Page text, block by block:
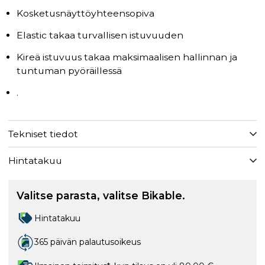
Kosketusnäyttöyhteensopiva
Elastic takaa turvallisen istuvuuden
Kireä istuvuus takaa maksimaalisen hallinnan ja
tuntuman pyöräillessä
.
Tekniset tiedot
Hintatakuu
Valitse parasta, valitse Bikable.
Hintatakuu
365 päivän palautusoikeus